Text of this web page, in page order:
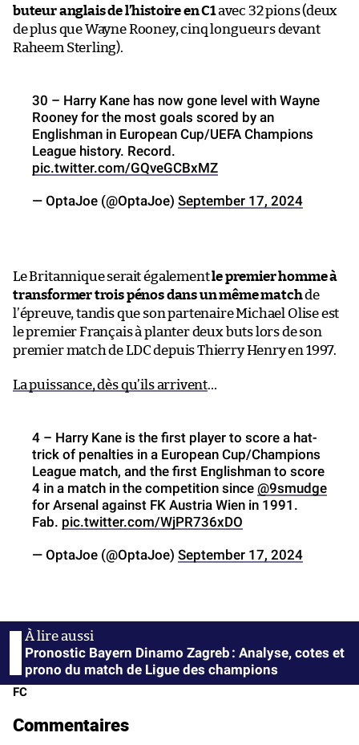
buteur anglais de l’histoire en C1avec 32 pions (deux
de plus que Wayne Rooney, cinq longueurs devant
Raheem Sterling).
30 – Harry Kane has now gone level with Wayne
Rooney for the most goals scored by an
Englishman in European Cup/UEFA Champions
League history. Record.
pic.twitter.com/GQveGCBxMZ
— OptaJoe (@OptaJoe) September 17, 2024
Le Britannique serait égalementle premier homme à
transformer trois pénos dans un même matchde
l’épreuve, tandis que son partenaire Michael Olise est
le premier Français à planter deux buts lors de son
premier match de LDC depuis Thierry Henry en 1997.
La puissance, dès qu’ils arrivent…
4 – Harry Kane is the first player to score a hat-
trick of penalties in a European Cup/Champions
League match, and the first Englishman to score
4 in a match in the competition since @9smudge
for Arsenal against FK Austria Wien in 1991.
Fab. pic.twitter.com/WjPR736xDO
— OptaJoe (@OptaJoe) September 17, 2024
Pronostic Bayern Dinamo Zagreb : Analyse, cotes et
prono du match de Ligue des champions
FC
Commentaires